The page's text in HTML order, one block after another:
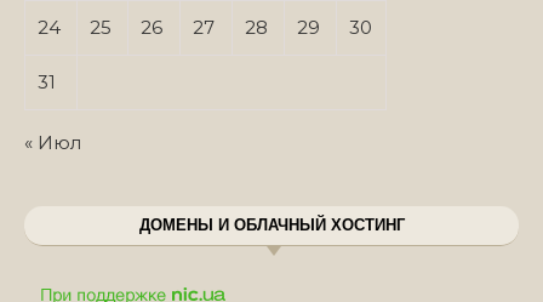
24 25 26 27 28 29 30
31
« Июл
ДОМЕНЫ И ОБЛАЧНЫЙ ХОСТИНГ